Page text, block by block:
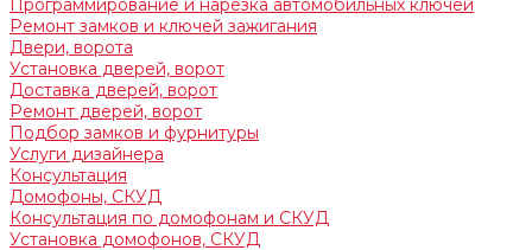
Программирование и нарезка автомобильных ключей
Ремонт замков и ключей зажигания
Двери, ворота
Установка дверей, ворот
Доставка дверей, ворот
Ремонт дверей, ворот
Подбор замков и фурнитуры
Услуги дизайнера
Консультация
Домофоны, СКУД
Консультация по домофонам и СКУД
Установка домофонов, СКУД